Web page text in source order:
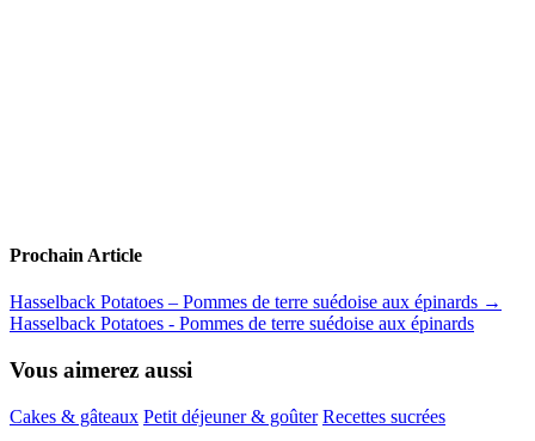
Prochain Article
Hasselback Potatoes – Pommes de terre suédoise aux épinards →
Hasselback Potatoes - Pommes de terre suédoise aux épinards
Vous aimerez aussi
Cakes & gâteaux Petit déjeuner & goûter Recettes sucrées